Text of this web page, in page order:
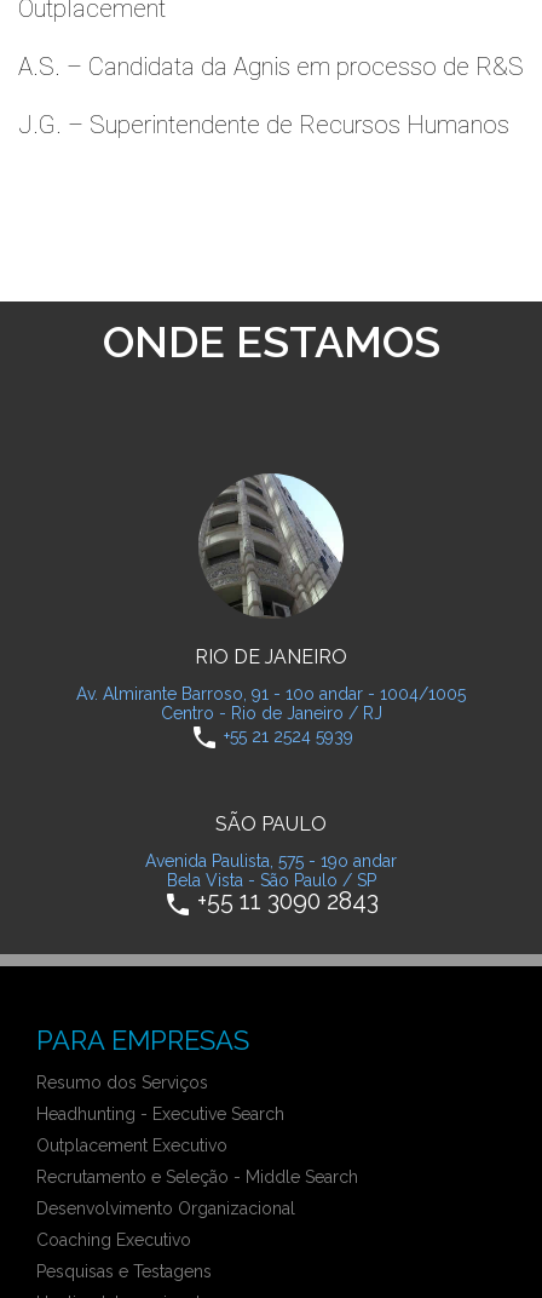
Outplacement
A.S. – Candidata da Agnis em processo de R&S
J.G. – Superintendente de Recursos Humanos
ONDE ESTAMOS
RIO DE JANEIRO
Av. Almirante Barroso, 91 - 10o andar - 1004/1005
Centro - Rio de Janeiro / RJ
phone +55 21 2524 5939
SÃO PAULO
Avenida Paulista, 575 - 19o andar
Bela Vista - São Paulo / SP
phone +55 11 3090 2843
PARA EMPRESAS
Resumo dos Serviços
Headhunting - Executive Search
Outplacement Executivo
Recrutamento e Seleção - Middle Search
Desenvolvimento Organizacional
Coaching Executivo
Pesquisas e Testagens